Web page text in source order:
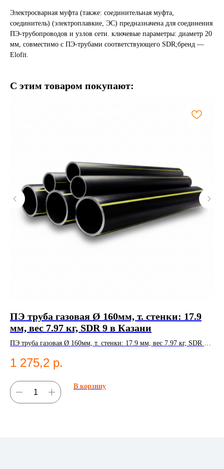
Электросварная муфта (также: соединительная муфта,
соединитель) (электроплавкие, ЭС) предназначена для соединения
ПЭ-трубопроводов и узлов сети. ключевые параметры: диаметр 20
мм, совместимо с ПЭ-трубами соответствующего SDR;бренд —
Elofit.
С этим товаром покупают:
ПЭ труба газовая Ø 160мм, т. стенки: 17.9
мм, вес 7.97 кг, SDR 9 в Казани
ПЭ труба газовая Ø 160мм, т. стенки: 17.9 мм, вес 7.97 кг, SDR 9.
1 275,2 р.
В корзину